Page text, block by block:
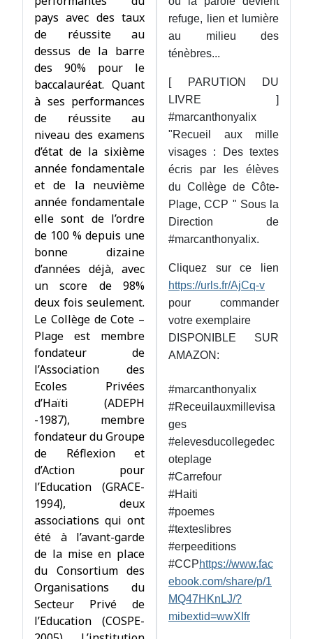
pays avec des taux
de réussite au
dessus de la barre
des 90% pour le
baccalauréat. Quant
à ses performances
de réussite au
niveau des examens
d’état de la sixième
année fondamentale
et de la neuvième
année fondamentale
elle sont de l’ordre
de 100 % depuis une
bonne dizaine
d’années déjà, avec
un score de 98%
deux fois seulement.
Le Collège de Cote –
Plage est membre
fondateur de
l’Association des
Ecoles Privées
d’Haïti (ADEPH
-1987), membre
fondateur du Groupe
de Réflexion et
d’Action pour
l’Education (GRACE-
1994), deux
associations qui ont
été à l’avant-garde
de la mise en place
du Consortium des
Organisations du
Secteur Privé de
l’Education (COSPE-
refuge, lien et lumière
au milieu des
ténèbres...
[ PARUTION DU
LIVRE ]
#marcanthonyalix
"Recueil aux mille
visages : Des textes
écris par les élèves
du Collège de Côte-
Plage, CCP " Sous la
Direction de
#marcanthonyalix.
Cliquez sur ce lien
https://urls.fr/AjCq-v
pour commander
votre exemplaire
DISPONIBLE SUR
AMAZON:
#marcanthonyalix
#Receuilauxmillevisa
ges
#elevesducollegedec
oteplage
#Carrefour
#Haiti
#poemes
#texteslibres
#erpeeditions
#CCPhttps://www.fac
ebook.com/share/p/1
MQ47HKnLJ/?
mibextid=wwXIfr